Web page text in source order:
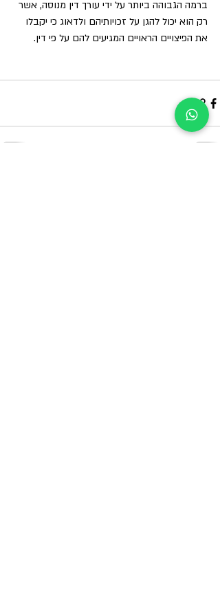
ברמה הגבוהה ביותר על ידי עורך דין מנוסה, אשר
רק הוא יכול להגן על זכויותיהם ולדאוג כי יקבלו
את הפיצויים הראויים המגיעים להם על פי דין.